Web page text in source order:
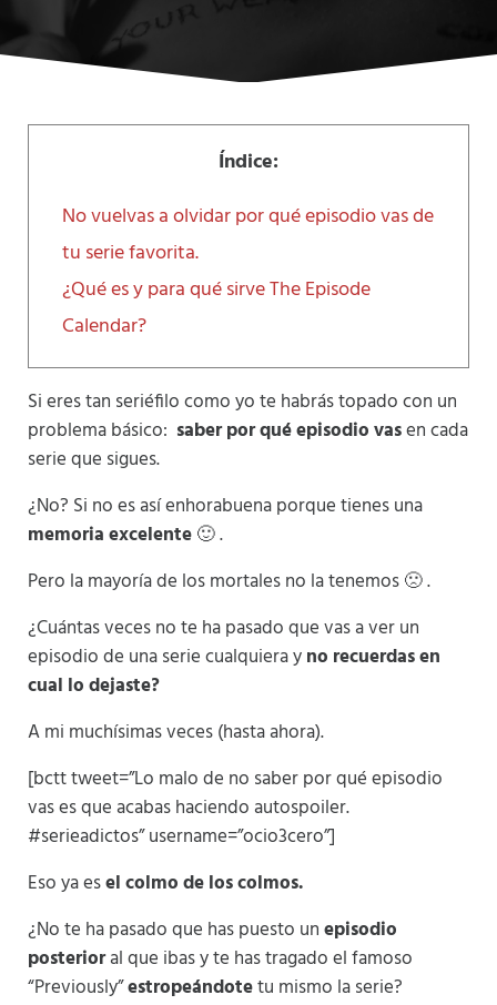
Índice:
No vuelvas a olvidar por qué episodio vas de
tu serie favorita.
¿Qué es y para qué sirve The Episode
Calendar?
Si eres tan seriéfilo como yo te habrás topado con un
problema básico: saber por qué episodio vasen cada
serie que sigues.
¿No? Si no es así enhorabuena porque tienes una
memoria excelente🙂 .
Pero la mayoría de los mortales no la tenemos 🙁 .
¿Cuántas veces no te ha pasado que vas a ver un
episodio de una serie cualquiera yno recuerdas en
cual lo dejaste?
A mi muchísimas veces (hasta ahora).
[bctt tweet=”Lo malo de no saber por qué episodio
vas es que acabas haciendo autospoiler.
#serieadictos” username=”ocio3cero”]
Eso ya esel colmo de los colmos.
¿No te ha pasado que has puesto unepisodio
posterioral que ibas y te has tragado el famoso
“Previously”estropeándotetu mismo la serie?